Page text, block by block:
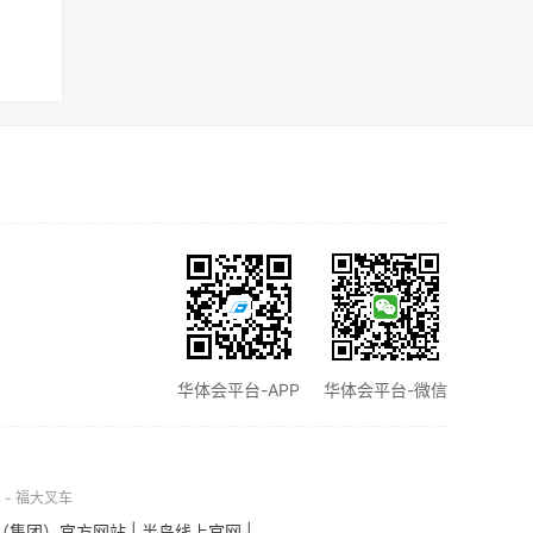
华体会平台-微信
华体会平台-APP
福大叉车